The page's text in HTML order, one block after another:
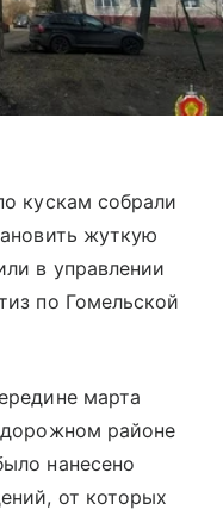
кускам собрали
жуткую
в управлении
по Гомельской
марта
районе
нанесено
от которых